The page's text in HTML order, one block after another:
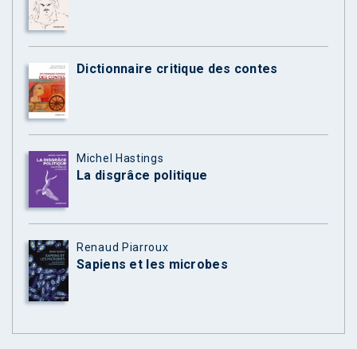
Dictionnaire critique des contes
Michel Hastings
La disgrâce politique
Renaud Piarroux
Sapiens et les microbes